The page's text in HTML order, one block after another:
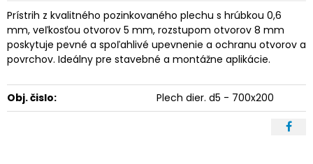
Prístrih z kvalitného pozinkovaného plechu s hrúbkou 0,6
mm, veľkosťou otvorov 5 mm, rozstupom otvorov 8 mm
poskytuje pevné a spoľahlivé upevnenie a ochranu otvorov a
povrchov. Ideálny pre stavebné a montážne aplikácie.
Obj. čislo: Plech dier. d5 - 700x200